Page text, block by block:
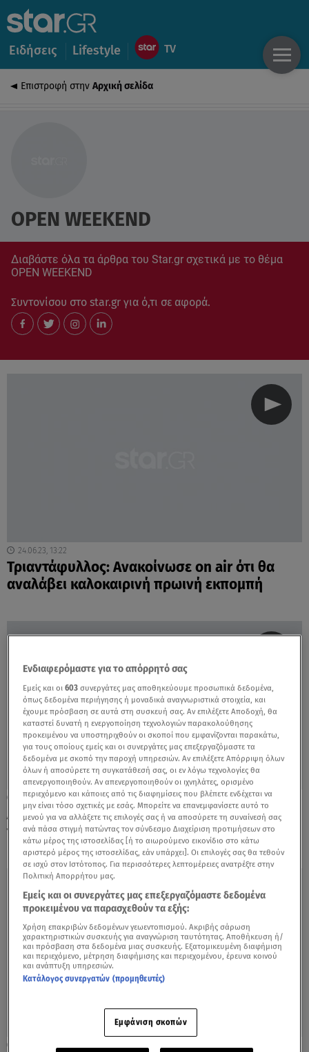
Ειδήσεις Lifestyle
Επιστροφή στην Αρχική σελίδα
OPEN WEEKEND
Διαβάστε όλα τα άρθρα του Star.gr σχετικά με το θέμα
OPEN WEEKEND
Συντονίσου στο star.gr για ό,τι σε αφορά.
24.06.23, 13:22
Τριαντάφυλλος: Ανακοίνωσε on air ότι θα
αναλάβει καλοκαιρινή πρωινή εκπομπή
19.06.23, 15:22
Λάμπρος Κωνσταντάρας: Αλλάζει
τηλεοπτική στέγη ο δημοσιογράφος;
Ενδιαφερόμαστε για το απόρρητό σας
Εμείς και οι603 συνεργάτες μας αποθηκεύουμε προσωπικά δεδομένα,
όπως δεδομένα περιήγησης ή μοναδικά αναγνωριστικά στοιχεία, και
έχουμε πρόσβαση σε αυτά στη συσκευή σας. Αν επιλέξετε Αποδοχή, θα
καταστεί δυνατή η ενεργοποίηση τεχνολογιών παρακολούθησης
προκειμένου να υποστηριχθούν οι σκοποί που εμφανίζονται παρακάτω,
για τους οποίους εμείς και οι συνεργάτες μας επεξεργαζόμαστε τα
δεδομένα με σκοπό την παροχή υπηρεσιών. Αν επιλέξετε Απόρριψη όλων
όλων ή αποσύρετε τη συγκατάθεσή σας, οι εν λόγω τεχνολογίες θα
απενεργοποιηθούν. Αν απενεργοποιηθούν οι ιχνηλάτες, ορισμένο
περιεχόμενο και κάποιες από τις διαφημίσεις που βλέπετε ενδέχεται να
μην είναι τόσο σχετικές με εσάς. Μπορείτε να επανεμφανίσετε αυτό το
μενού για να αλλάξετε τις επιλογές σας ή να αποσύρετε τη συναίνεσή σας
ανά πάσα στιγμή πατώντας τον σύνδεσμο Διαχείριση προτιμήσεων στο
κάτω μέρος της ιστοσελίδας [ή το αιωρούμενο εικονίδιο στο κάτω
αριστερό μέρος της ιστοσελίδας, εάν υπάρχει]. Οι επιλογές σας θα τεθούν
σε ισχύ στον Ιστότοπος. Για περισσότερες λεπτομέρειες ανατρέξτε στην
Πολιτική Απορρήτου μας.
Εμείς και οι συνεργάτες μας επεξεργαζόμαστε δεδομένα
προκειμένου να παρασχεθούν τα εξής:
Χρήση επακριβών δεδομένων γεωεντοπισμού. Ακριβής σάρωση
χαρακτηριστικών συσκευής για αναγνώριση ταυτότητας. Αποθήκευση ή/
και πρόσβαση στα δεδομένα μιας συσκευής. Εξατομικευμένη διαφήμιση
και περιεχόμενο, μέτρηση διαφήμισης και περιεχομένου, έρευνα κοινού
και ανάπτυξη υπηρεσιών.
Κατάλογος συνεργατών (προμηθευτές)
Εμφάνιση σκοπών